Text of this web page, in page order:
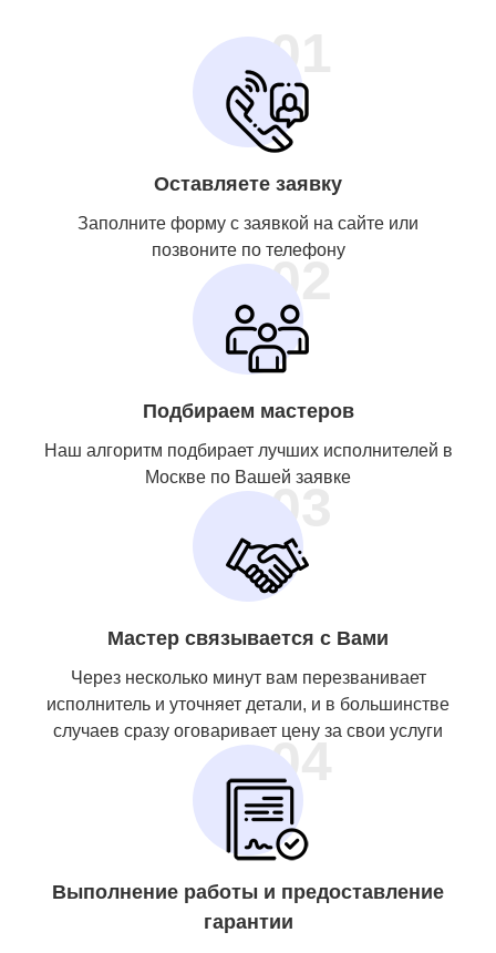
01
Оставляете заявку
Заполните форму с заявкой на сайте или
позвоните по телефону
02
Подбираем мастеров
Наш алгоритм подбирает лучших исполнителей в
Москве по Вашей заявке
03
Мастер связывается с Вами
Через несколько минут вам перезванивает
исполнитель и уточняет детали, и в большинстве
случаев сразу оговаривает цену за свои услуги
04
Выполнение работы и предоставление
гарантии